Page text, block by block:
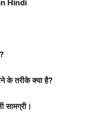
Hindi
के तरीके क्या है?
सामग्री।